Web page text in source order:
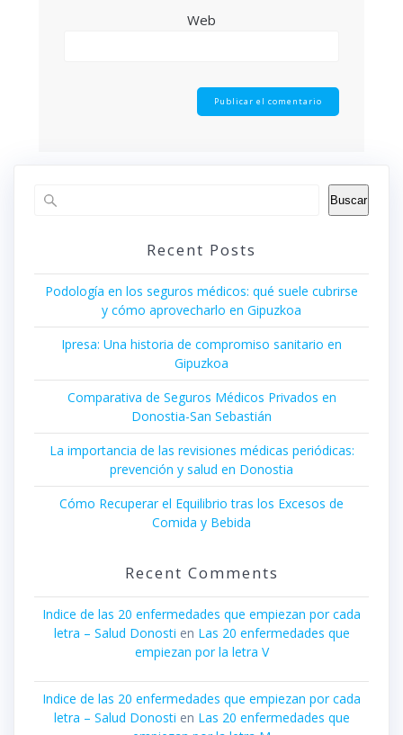
Web
Buscar
Recent Posts
Podología en los seguros médicos: qué suele cubrirse
y cómo aprovecharlo en Gipuzkoa
Ipresa: Una historia de compromiso sanitario en
Gipuzkoa
Comparativa de Seguros Médicos Privados en
Donostia-San Sebastián
La importancia de las revisiones médicas periódicas:
prevención y salud en Donostia
Cómo Recuperar el Equilibrio tras los Excesos de
Comida y Bebida
Recent Comments
Indice de las 20 enfermedades que empiezan por cada
letra – Salud Donosti en Las 20 enfermedades que
empiezan por la letra V
Indice de las 20 enfermedades que empiezan por cada
letra – Salud Donosti en Las 20 enfermedades que